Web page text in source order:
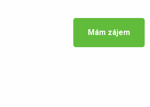
Mám zájem